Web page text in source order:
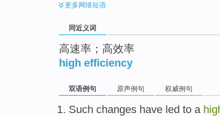
更多网络短语
同近义词
高速率；高效率
high efficiency
双语例句 原声例句 权威例句
Such changes have led to a